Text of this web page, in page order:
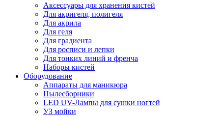
Аксессуары для хранения кистей
Для акригеля, полигеля
Для акрила
Для геля
Для градиента
Для росписи и лепки
Для тонких линий и френча
Наборы кистей
Оборудование
Аппараты для маникюра
Пылесборники
LED UV-Лампы для сушки ногтей
УЗ мойки